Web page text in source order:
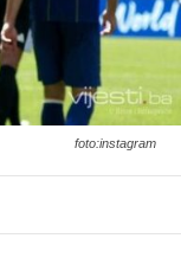
foto:instagram